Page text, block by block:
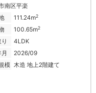
南区平楽
111.24m2
100.65m2
4LDK
2026/09
模 木造 地上2階建て